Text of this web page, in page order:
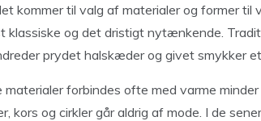
kommer til valg af materialer og former
klassiske og det dristigt nytænkende.
prydet halskæder og givet smykker
materialer forbindes ofte med varme
kors og cirkler går aldrig af mode. I de